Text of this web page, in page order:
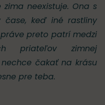
neexistuje. Ona s
čase, keď iné rastliny
preto patrí medzi
priateľov zimnej
čakať na krásu
pre teba.